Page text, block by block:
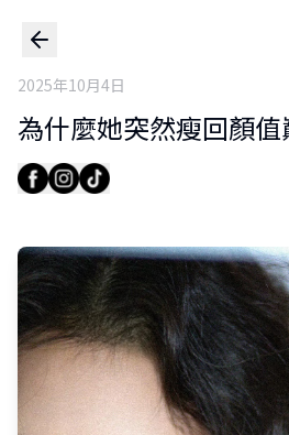
2025年10月4日
為什麼她突然瘦回顏值